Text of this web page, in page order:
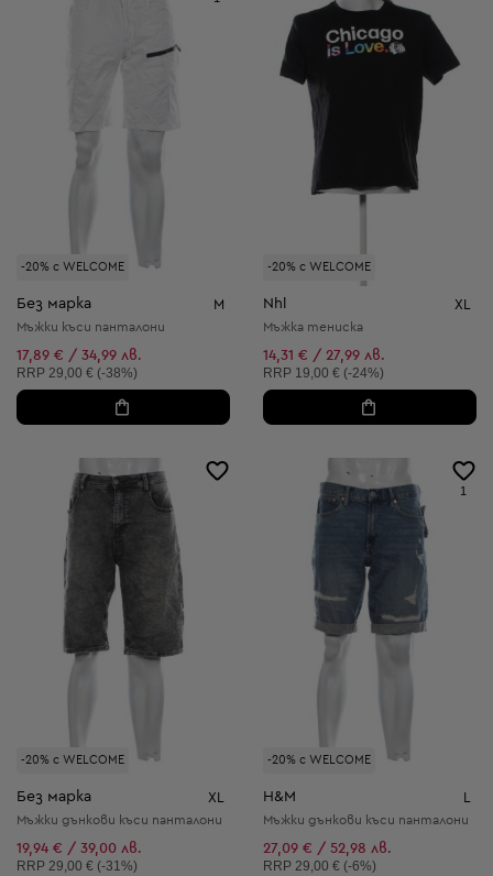
-20% с WELCOME
Без марка M
Мъжки къси панталони
17,89 € / 34,99 лв.
Препоръчителна цена:
RRP 29,00 € (-38%)
-20% с WELCOME
Nhl XL
Мъжка тениска
14,31 € / 27,99 лв.
Препоръчителна цена:
RRP 19,00 € (-24%)
-20% с WELCOME
Без марка XL
Мъжки дънкови къси панталони
19,94 € / 39,00 лв.
Препоръчителна цена:
RRP 29,00 € (-31%)
-20% с WELCOME
1
H&M
Мъжки дънкови къси панталони
27,09 € / 52,98 лв.
Препоръчителна цена:
RRP 29,00 € (-6%)